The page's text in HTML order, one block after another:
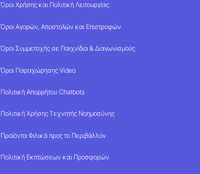
Όροι Χρήσης και Πολιτική Λειτουργίας
Όροι Αγορών, Αποστολών και Επιστροφών
Όροι Συμμετοχής σε Παιχνίδια & Διαγωνισμούς
Όροι Παραχώρησης Video
Πολιτική Απορρήτου Chatbots
Πολιτική Χρήσης Τεχνητής Νοημοσύνης
Προϊόντα Φιλικά προς το Περιβάλλον
Πολιτική Εκπτώσεων και Προσφορών